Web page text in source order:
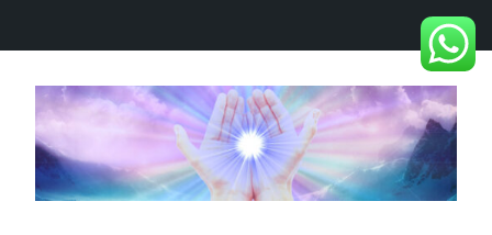
contenido